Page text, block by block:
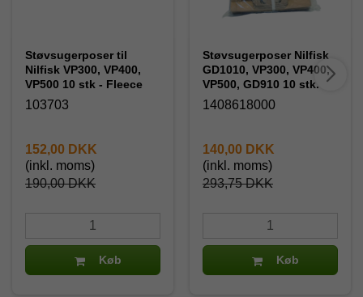
Støvsugerposer til
Nilfisk VP300, VP400,
VP500 10 stk - Fleece
103703
190,00 DKK
152,00 DKK
(inkl. moms)
Køb
Støvsugerposer Nilfisk
GD1010, VP300, VP400,
VP500, GD910 10 stk.
1408618000
293,75 DKK
140,00 DKK
(inkl. moms)
Køb